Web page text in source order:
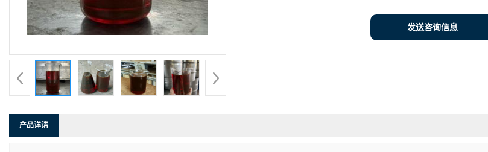
发送咨询信息
产品详请